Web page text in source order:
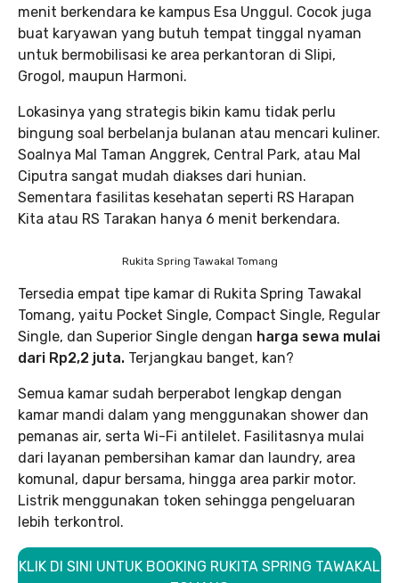
menit berkendara ke kampus Esa Unggul. Cocok juga
buat karyawan yang butuh tempat tinggal nyaman
untuk bermobilisasi ke area perkantoran di Slipi,
Grogol, maupun Harmoni.
Lokasinya yang strategis bikin kamu tidak perlu
bingung soal berbelanja bulanan atau mencari kuliner.
Soalnya Mal Taman Anggrek, Central Park, atau Mal
Ciputra sangat mudah diakses dari hunian.
Sementara fasilitas kesehatan seperti RS Harapan
Kita atau RS Tarakan hanya 6 menit berkendara.
Rukita Spring Tawakal Tomang
Tersedia empat tipe kamar di Rukita Spring Tawakal
Tomang, yaitu Pocket Single, Compact Single, Regular
Single, dan Superior Single dengan harga sewa mulai
dari Rp2,2 juta. Terjangkau banget, kan?
Semua kamar sudah berperabot lengkap dengan
kamar mandi dalam yang menggunakan shower dan
pemanas air, serta Wi-Fi antilelet. Fasilitasnya mulai
dari layanan pembersihan kamar dan laundry, area
komunal, dapur bersama, hingga area parkir motor.
Listrik menggunakan token sehingga pengeluaran
lebih terkontrol.
KLIK DI SINI UNTUK BOOKING RUKITA SPRING TAWAKAL